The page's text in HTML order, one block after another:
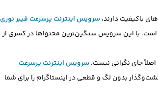
باکیفیت دارند،سرویس اینترنت پرسرعت فیبر نوری
است. با این سرویس سنگین‌ترین محتواها در کسری از
جای نگرانی نیست.سرویس اینترنت پرسرعت
بدون لگ و قطعی در اینستاگرام را برای شما